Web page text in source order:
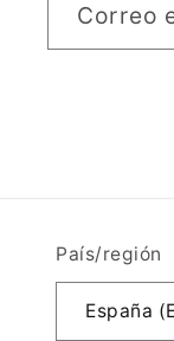
Correo
País/región
España